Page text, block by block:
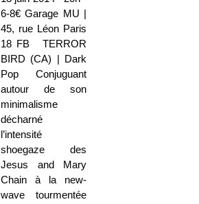
6-8€ Garage MU |
45, rue Léon Paris
18 FB TERROR
BIRD (CA) | Dark
Pop Conjuguant
autour de son
minimalisme
décharné
l’intensité
shoegaze des
Jesus and Mary
Chain à la new-
wave tourmentée